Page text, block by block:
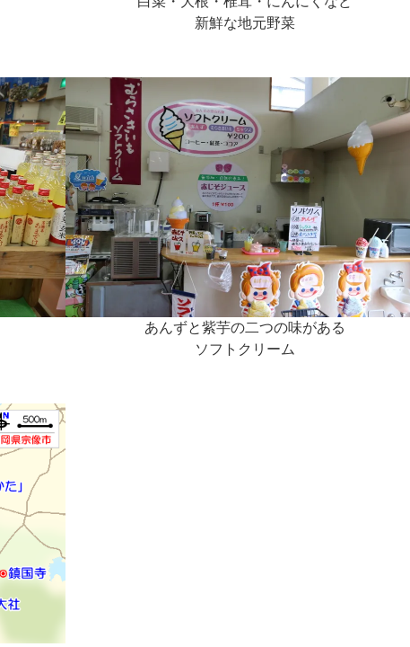
新鮮な地元野菜
あんずと紫芋の二つの味がある
ソフトクリーム